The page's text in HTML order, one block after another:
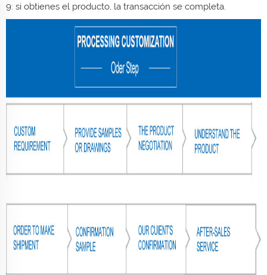
9: si obtienes el producto, la transacción se completa.